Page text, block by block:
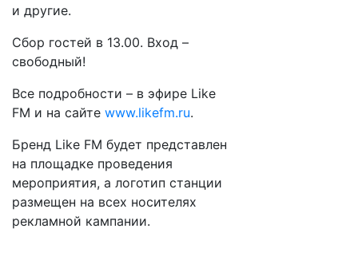
и другие.
Сбор гостей в 13.00. Вход –
свободный!
Все подробности – в эфире Like
FM и на сайте www.likefm.ru.
Бренд Like FM будет представлен
на площадке проведения
мероприятия, а логотип станции
размещен на всех носителях
рекламной кампании.